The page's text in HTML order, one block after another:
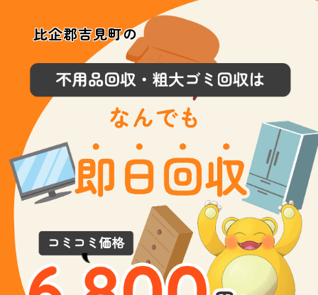
比企郡吉見町の